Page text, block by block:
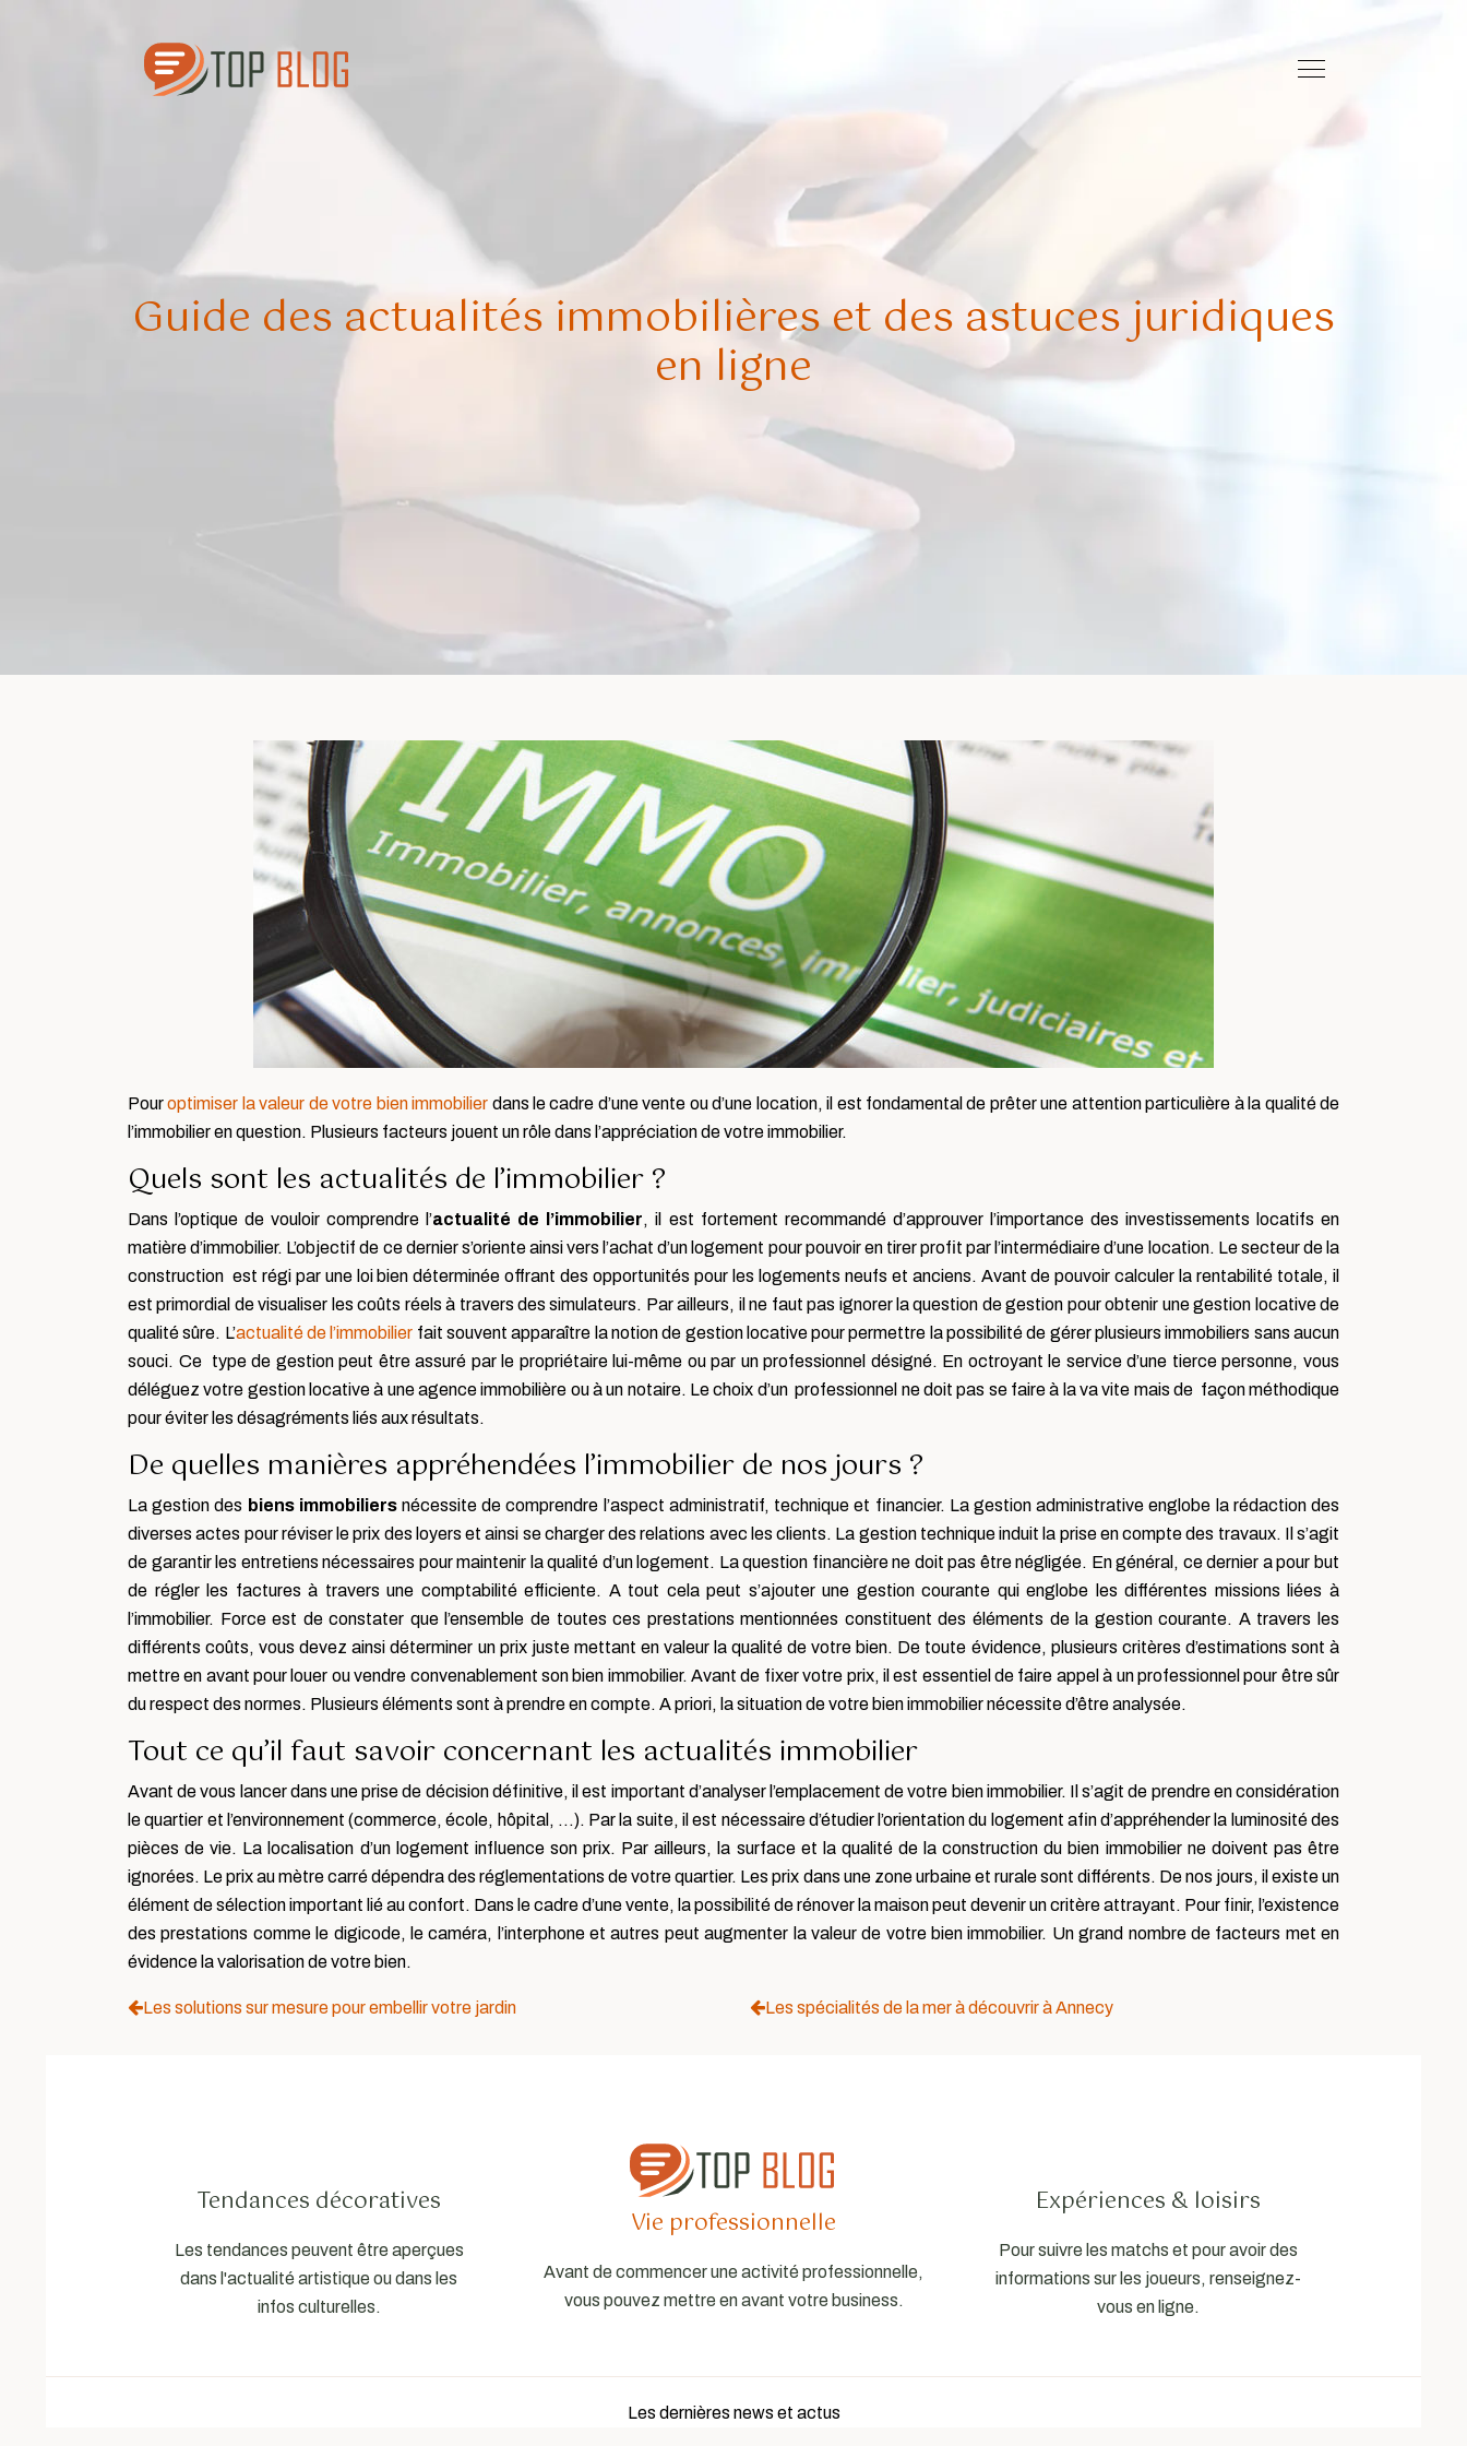
Guide des actualités immobilières et des astuces juridiques
en ligne
Pouroptimiser la valeur de votre bien immobilier dans le cadre d’une vente ou d’une location, il est fondamental de prêter une attention particulière à la qualité de
l’immobilier en question. Plusieurs facteurs jouent un rôle dans l’appréciation de votre immobilier.
Quels sont les actualités de l’immobilier ?
Dans l’optique de vouloir comprendre l’actualité de l’immobilier, il est fortement recommandé d’approuver l’importance des investissements locatifs en
matière d’immobilier. L’objectif de ce dernier s’oriente ainsi vers l’achat d’un logement pour pouvoir en tirer profit par l’intermédiaire d’une location. Le secteur de la
construction est régi par une loi bien déterminée offrant des opportunités pour les logements neufs et anciens. Avant de pouvoir calculer la rentabilité totale, il
est primordial de visualiser les coûts réels à travers des simulateurs. Par ailleurs, il ne faut pas ignorer la question de gestion pour obtenir une gestion locative de
qualité sûre. L’actualité de l’immobilier fait souvent apparaître la notion de gestion locative pour permettre la possibilité de gérer plusieurs immobiliers sans aucun
souci. Ce type de gestion peut être assuré par le propriétaire lui-même ou par un professionnel désigné. En octroyant le service d’une tierce personne, vous
déléguez votre gestion locative à une agence immobilière ou à un notaire. Le choix d’un professionnel ne doit pas se faire à la va vite mais de façon méthodique
pour éviter les désagréments liés aux résultats.
De quelles manières appréhendées l’immobilier de nos jours ?
La gestion des biens immobiliersnécessite de comprendre l’aspect administratif, technique et financier. La gestion administrative englobe la rédaction des
diverses actes pour réviser le prix des loyers et ainsi se charger des relations avec les clients. La gestion technique induit la prise en compte des travaux. Il s’agit
de garantir les entretiens nécessaires pour maintenir la qualité d’un logement. La question financière ne doit pas être négligée. En général, ce dernier a pour but
de régler les factures à travers une comptabilité efficiente. A tout cela peut s’ajouter une gestion courante qui englobe les différentes missions liées à
l’immobilier. Force est de constater que l’ensemble de toutes ces prestations mentionnées constituent des éléments de la gestion courante. A travers les
différents coûts, vous devez ainsi déterminer un prix juste mettant en valeur la qualité de votre bien. De toute évidence, plusieurs critères d’estimations sont à
mettre en avant pour louer ou vendre convenablement son bien immobilier. Avant de fixer votre prix, il est essentiel de faire appel à un professionnel pour être sûr
du respect des normes. Plusieurs éléments sont à prendre en compte. A priori, la situation de votre bien immobilier nécessite d’être analysée.
Tout ce qu’il faut savoir concernant les actualités immobilier
Avant de vous lancer dans une prise de décision définitive, il est important d’analyser l’emplacement de votre bien immobilier. Il s’agit de prendre en considération
le quartier et l’environnement (commerce, école, hôpital, …). Par la suite, il est nécessaire d’étudier l’orientation du logement afin d’appréhender la luminosité des
pièces de vie. La localisation d’un logement influence son prix. Par ailleurs, la surface et la qualité de la construction du bien immobilier ne doivent pas être
ignorées. Le prix au mètre carré dépendra des réglementations de votre quartier. Les prix dans une zone urbaine et rurale sont différents. De nos jours, il existe un
élément de sélection important lié au confort. Dans le cadre d’une vente, la possibilité de rénover la maison peut devenir un critère attrayant. Pour finir, l’existence
des prestations comme le digicode, le caméra, l’interphone et autres peut augmenter la valeur de votre bien immobilier. Un grand nombre de facteurs met en
évidence la valorisation de votre bien.
Les solutions sur mesure pour embellir votre jardin Les spécialités de la mer à découvrir à Annecy
Tendances décoratives
Les tendances peuvent être aperçues
dans l'actualité artistique ou dans les
infos culturelles.
Vie professionnelle
Avant de commencer une activité professionnelle,
vous pouvez mettre en avant votre business.
Expériences & loisirs
Pour suivre les matchs et pour avoir des
informations sur les joueurs, renseignez-
vous en ligne.
Les dernières news et actus